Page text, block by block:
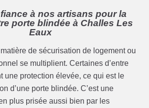
à nos artisans pour la
porte blindée à Challes Les
Eaux
de sécurisation de logement ou
se multiplient. Certaines d’entre
une protection élevée, ce qui est le
d’une porte blindée. C’est une
plus prisée aussi bien par les